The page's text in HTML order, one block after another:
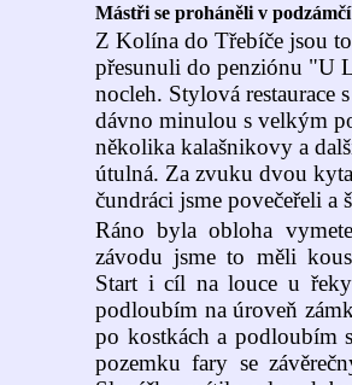
Mástři se proháněli v
Z Kolína do Třebíče jsou
přesunuli do penziónu "U
nocleh. Stylová
dávno minulou s velkým
několika kalašnikovy a
útulná. Za zvuku dvou
čundráci jsme povečeřeli a
Ráno byla obloha
závodu jsme to měli
Start i cíl na louce u
podloubím na úroveň
po kostkách a podloubím
pozemku fary se